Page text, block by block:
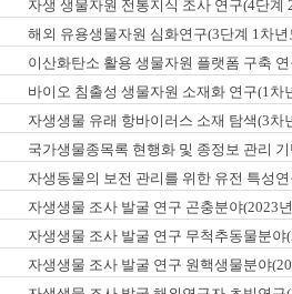
자생 생물자원 전통지식 조사 연구(4단계
해외 유용생물자원 심화연구(3단계 1차년
이산화탄소 활용 생물자원 플랫폼 구축
바이오 침출성 생물자원 소재화 연구(1차
자생생물 유래 항바이러스 소재 탐색(3차
국가생물종목록 현행화 및 종정보 관리
자생동물의 보전 관리를 위한 유전 특성
자생생물 조사 발굴 연구 곤충분야(2023
자생생물 조사 발굴 연구 무척추동물분야
자생생물 조사 발굴 연구 원핵생물분야